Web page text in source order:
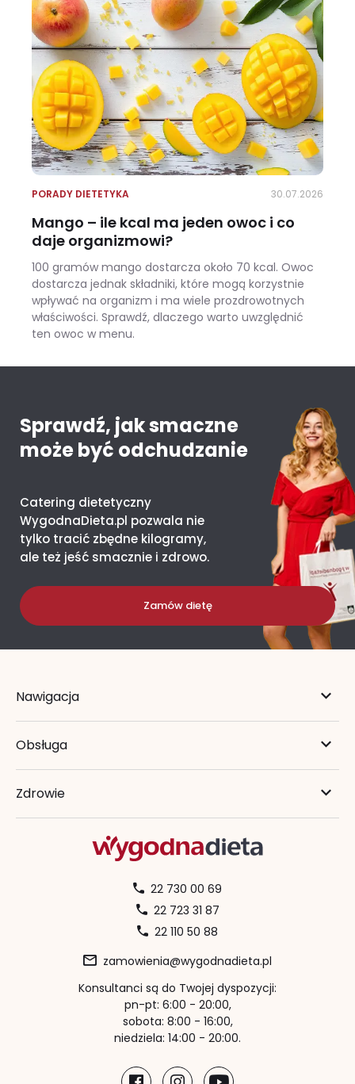
PORADY DIETETYKA 30.07.2026
Mango – ile kcal ma jeden owoc i co
daje organizmowi?
100 gramów mango dostarcza około 70 kcal. Owoc
dostarcza jednak składniki, które mogą korzystnie
wpływać na organizm i ma wiele prozdrowotnych
właściwości. Sprawdź, dlaczego warto uwzględnić
ten owoc w menu.
Sprawdź, jak smaczne
może być odchudzanie
Catering dietetyczny
WygodnaDieta.pl pozwala nie
tylko tracić zbędne kilogramy,
ale też jeść smacznie i zdrowo.
Zamów dietę
Nawigacja
Obsługa
Zdrowie
22 730 00 69
22 723 31 87
22 110 50 88
zamowienia@wygodnadieta.pl
Konsultanci są do Twojej dyspozycji:
pn-pt: 6:00 - 20:00,
sobota: 8:00 - 16:00,
niedziela: 14:00 - 20:00.